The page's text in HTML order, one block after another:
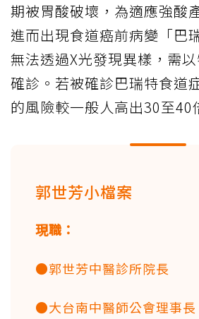
期被胃酸破壞，為適應強酸
進而出現食道癌前病變「巴
無法透過X光發現異樣，需
確診。若被確診巴瑞特食道
的風險較一般人高出30至40
郭世芳小檔案
現職：
●郭世芳中醫診所院長
●大台南中醫師公會理事長